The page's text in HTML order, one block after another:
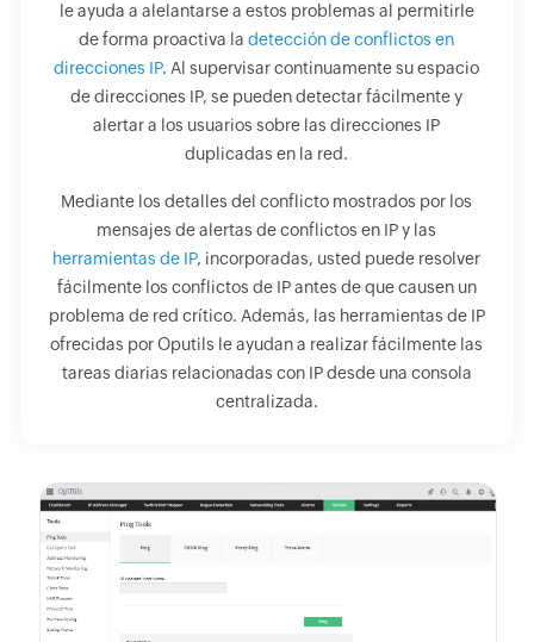
le ayuda a alelantarse a estos problemas al permitirle
de forma proactiva ladetección de conflictos en
direcciones IP. Al supervisar continuamente su espacio
de direcciones IP, se pueden detectar fácilmente y
alertar a los usuarios sobre las direcciones IP
duplicadas en la red.
Mediante los detalles del conflicto mostrados por los
mensajes de alertas de conflictos en IP y las
herramientas de IP, incorporadas, usted puede resolver
fácilmente los conflictos de IP antes de que causen un
problema de red crítico. Además, las herramientas de IP
ofrecidas por Oputils le ayudan a realizar fácilmente las
tareas diarias relacionadas con IP desde una consola
centralizada.